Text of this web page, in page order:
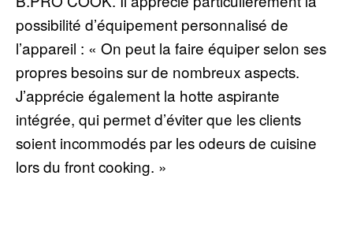
possibilité d’équipement personnalisé de
l’appareil : « On peut la faire équiper selon ses
propres besoins sur de nombreux aspects.
J’apprécie également la hotte aspirante
intégrée, qui permet d’éviter que les clients
soient incommodés par les odeurs de cuisine
lors du front cooking. »